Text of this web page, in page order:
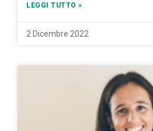
LEGGI TUTTO »
2 Dicembre 2022